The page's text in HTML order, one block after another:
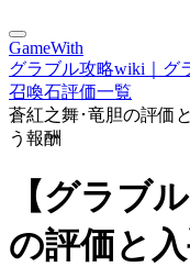
GameWith
グラブル攻略wiki｜グ
召喚石評価一覧
蒼紅之舞･竜胆の評価
う報酬
【グラブ
の評価と